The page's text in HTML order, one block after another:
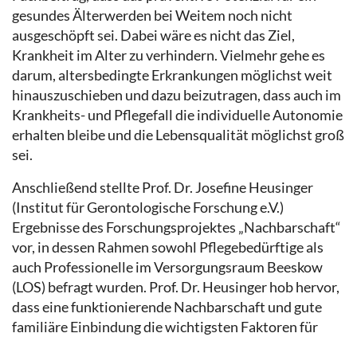
gesundes Älterwerden bei Weitem noch nicht
ausgeschöpft sei. Dabei wäre es nicht das Ziel,
Krankheit im Alter zu verhindern. Vielmehr gehe es
darum, altersbedingte Erkrankungen möglichst weit
hinauszuschieben und dazu beizutragen, dass auch im
Krankheits- und Pflegefall die individuelle Autonomie
erhalten bleibe und die Lebensqualität möglichst groß
sei.
Anschließend stellte Prof. Dr. Josefine Heusinger
(Institut für Gerontologische Forschung e.V.)
Ergebnisse des Forschungsprojektes „Nachbarschaft“
vor, in dessen Rahmen sowohl Pflegebedürftige als
auch Professionelle im Versorgungsraum Beeskow
(LOS) befragt wurden. Prof. Dr. Heusinger hob hervor,
dass eine funktionierende Nachbarschaft und gute
familiäre Einbindung die wichtigsten Faktoren für